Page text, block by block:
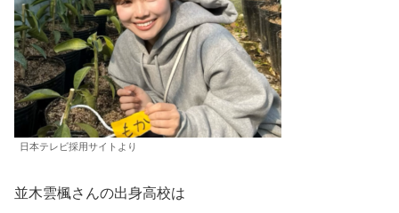
日本テレビ採用サイトより
並木雲楓さんの出身高校は